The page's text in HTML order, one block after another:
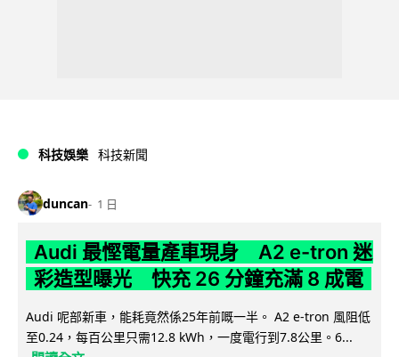
科技娛樂 科技新聞
duncan 1 日
Audi 最慳電量產車現身 A2 e-tron 迷
彩造型曝光 快充 26 分鐘充滿 8 成電
Audi 呢部新車，能耗竟然係25年前嘅一半。 A2 e-tron 風阻低
至0.24，每百公里只需12.8 kWh，一度電行到7.8公里。6...